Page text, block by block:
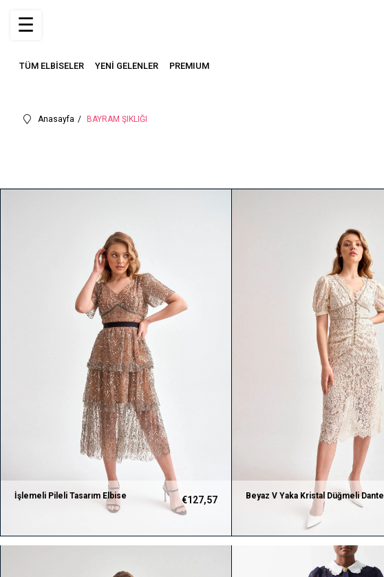
TÜM ELBİSELER YENİ GELENLER PREMIUM
☰
Anasayfa BAYRAM ŞIKLIĞI
İşlemeli Pileli Tasarım Elbise €127,57
Beyaz V Yaka Kristal Düğmeli Dantel